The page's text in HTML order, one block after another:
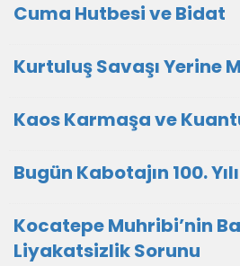
Cuma Hutbesi ve Bidat
Kurtuluş Savaşı Yerine
Kaos Karmaşa ve
Bugün Kabotajın 100. Yılı
Kocatepe Muhribi’nin
Liyakatsizlik Sorunu